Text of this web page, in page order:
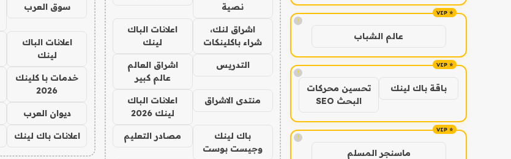
!
عالم الشباب
!
باقة باك لينك
تحسين محركات
البحث SEO
!
ماسنجر المسلم
نصية
اشراق لنك،
شراء باكلينكات
اعلانات الباك
لينك
التدريس
اشراق العالم
عالم كبير
منتدى الاشراق
اعلانات الباك
لينك 2026
باك لينك
وجيست بوست
مصادر التعليم
سوق العرب
اعلانات الباك
لينك
خدمات با كلينك
2026
ديوان العرب
اعلانات باك لينك